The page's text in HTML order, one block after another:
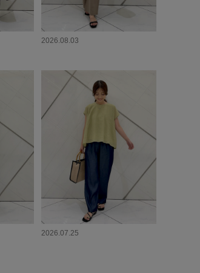
2026.08.03
2026.07.25